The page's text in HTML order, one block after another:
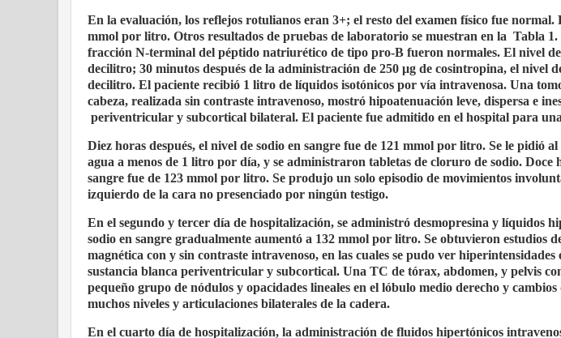
En la evaluación, los reflejos rotulianos eran 3+; el resto del examen físico fue normal.
mmol por litro. Otros resultados de pruebas de laboratorio se muestran en la Tabla 1.
fracción N-terminal del péptido natriurético de tipo pro-B fueron normales. El nivel
decilitro; 30 minutos después de la administración de 250 μg de cosintropina, el nivel
decilitro. El paciente recibió 1 litro de líquidos isotónicos por vía intravenosa. Una
cabeza, realizada sin contraste intravenoso, mostró hipoatenuación leve, dispersa e
periventricular y subcortical bilateral. El paciente fue admitido en el hospital para
Diez horas después, el nivel de sodio en sangre fue de 121 mmol por litro. Se le pidió
agua a menos de 1 litro por día, y se administraron tabletas de cloruro de sodio. Doce
sangre fue de 123 mmol por litro. Se produjo un solo episodio de movimientos
izquierdo de la cara no presenciado por ningún testigo.
En el segundo y tercer día de hospitalización, se administró desmopresina y líquidos
sodio en sangre gradualmente aumentó a 132 mmol por litro. Se obtuvieron estudios
magnética con y sin contraste intravenoso, en las cuales se pudo ver
sustancia blanca periventricular y subcortical. Una TC de tórax, abdomen, y pelvis
pequeño grupo de nódulos y opacidades lineales en el lóbulo medio derecho y
muchos niveles y articulaciones bilaterales de la cadera.
En el cuarto día de hospitalización, la administración de fluidos hipertónicos